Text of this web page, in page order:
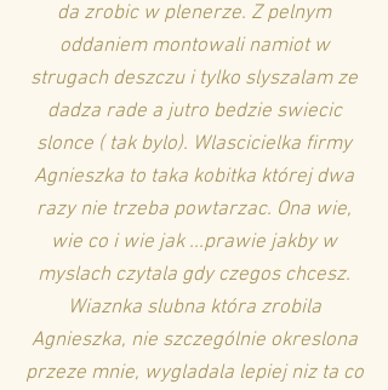
da zrobic w plenerze. Z pelnym
oddaniem montowali namiot w
strugach deszczu i tylko slyszalam ze
dadza rade a jutro bedzie swiecic
slonce ( tak bylo). Wlascicielka firmy
Agnieszka to taka kobitka której dwa
razy nie trzeba powtarzac. Ona wie,
wie co i wie jak ...prawie jakby w
myslach czytala gdy czegos chcesz.
Wiaznka slubna która zrobila
Agnieszka, nie szczególnie okreslona
przeze mnie, wygladala lepiej niz ta co